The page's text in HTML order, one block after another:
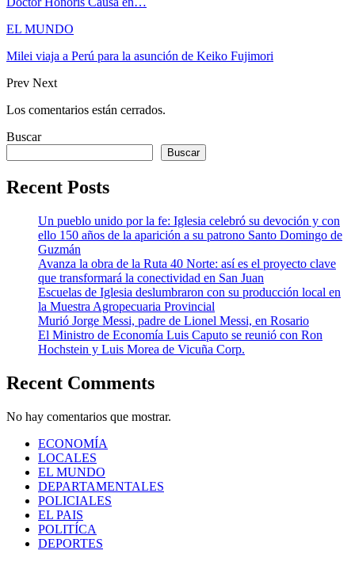
EL MUNDO
Milei viaja a Perú para la asunción de Keiko Fujimori
Prev Next
Los comentarios están cerrados.
Buscar
Buscar
Recent Posts
Un pueblo unido por la fe: Iglesia celebró su devoción y con
ello 150 años de la aparición a su patrono Santo Domingo de
Guzmán
Avanza la obra de la Ruta 40 Norte: así es el proyecto clave
que transformará la conectividad en San Juan
Escuelas de Iglesia deslumbraron con su producción local en
la Muestra Agropecuaria Provincial
Murió Jorge Messi, padre de Lionel Messi, en Rosario
El Ministro de Economía Luis Caputo se reunió con Ron
Hochstein y Luis Morea de Vicuña Corp.
Recent Comments
No hay comentarios que mostrar.
ECONOMÍA
LOCALES
EL MUNDO
DEPARTAMENTALES
POLICIALES
EL PAIS
POLITÍCA
DEPORTES